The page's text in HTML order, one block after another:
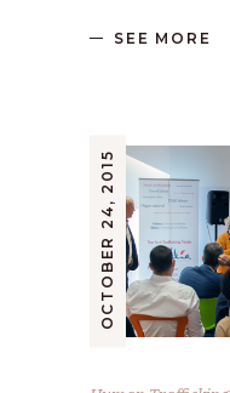
SEE MORE
OCTOBER 24, 2015